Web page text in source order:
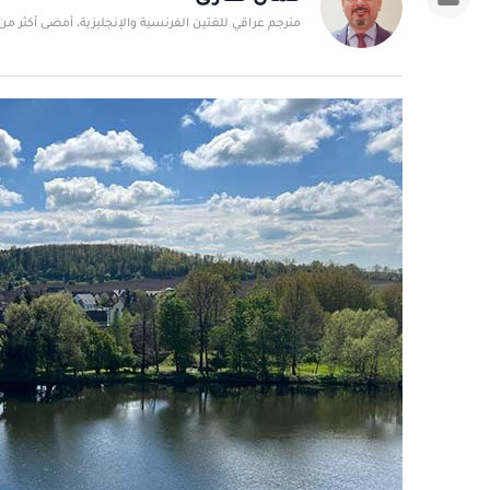
مترجم عراقي للغتين الفرنسية والإنجليزية، أمضى أكثر من 25 عامًا في ترجمة وإعداد التحقيقات في كافة